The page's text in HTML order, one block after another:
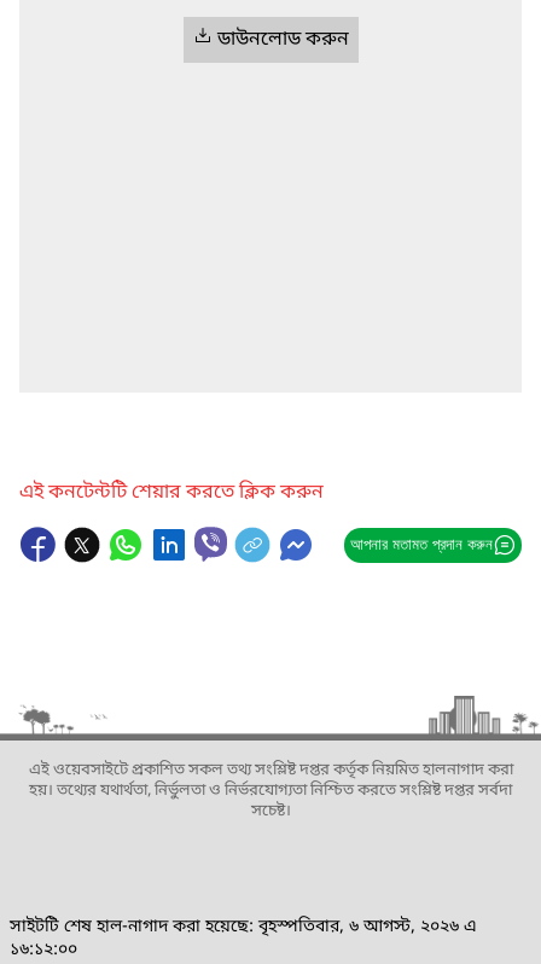
ডাউনলোড করুন
এই কনটেন্টটি শেয়ার করতে ক্লিক করুন
আপনার মতামত প্রদান করুন
এই ওয়েবসাইটে প্রকাশিত সকল তথ্য সংশ্লিষ্ট দপ্তর কর্তৃক নিয়মিত হালনাগাদ করা
হয়। তথ্যের যথার্থতা, নির্ভুলতা ও নির্ভরযোগ্যতা নিশ্চিত করতে সংশ্লিষ্ট দপ্তর সর্বদা
সচেষ্ট।
সাইটটি শেষ হাল-নাগাদ করা হয়েছে: বৃহস্পতিবার, ৬ আগস্ট, ২০২৬ এ
১৬:১২:০০